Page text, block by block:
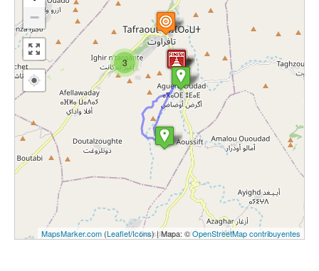
3
−
MapsMarker.com (Leaflet/Icons) | Mapa: ©OpenStreetMap contribuyentes